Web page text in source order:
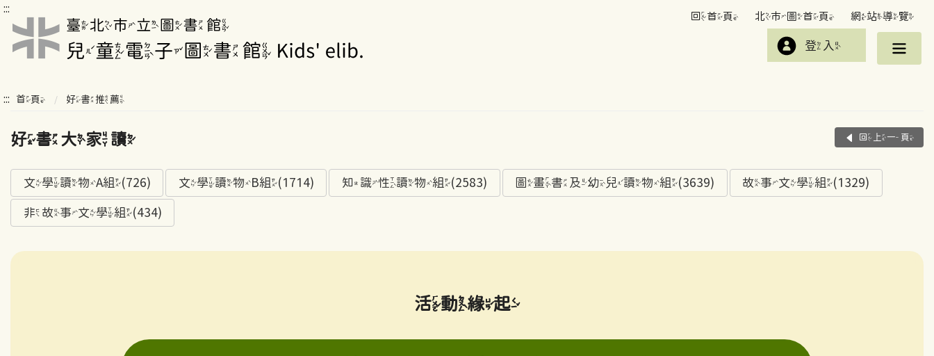
:::
回首頁 北市圖首頁 網站導覽
登入
::: 首頁 好書推薦
好書大家讀 回上一頁
文學讀物A組(726) 文學讀物B組(1714) 知識性讀物組(2583) 圖畫書及幼兒讀物組(3639) 故事文學組(1329)
非故事文學組(434)
活動緣起